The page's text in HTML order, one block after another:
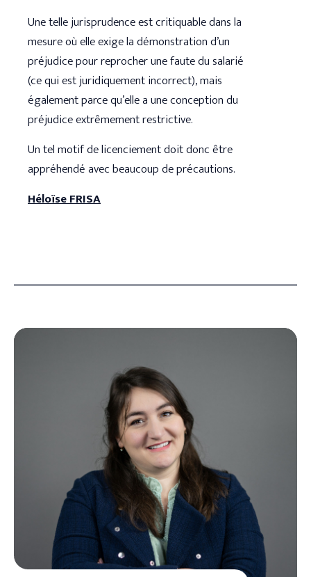
Une telle jurisprudence est critiquable dans la
mesure où elle exige la démonstration d’un
préjudice pour reprocher une faute du salarié
(ce qui est juridiquement incorrect), mais
également parce qu’elle a une conception du
préjudice extrêmement restrictive.
Un tel motif de licenciement doit donc être
appréhendé avec beaucoup de précautions.
Héloïse FRISA